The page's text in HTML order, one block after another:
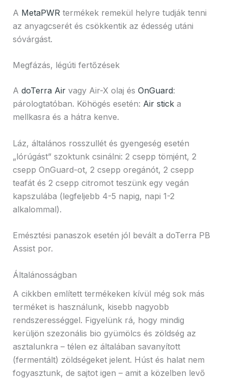
A MetaPWR termékek remekül helyre tudják tenni
az anyagcserét és csökkentik az édesség utáni
sóvárgást.
Megfázás, légúti fertőzések
A doTerra Airvagy Air-X olaj és OnGuard:
párologtatóban. Köhögés esetén: Air sticka
mellkasra és a hátra kenve.
Láz, általános rosszullét és gyengeség esetén
„lórúgást” szoktunk csinálni: 2 csepp tömjént, 2
csepp OnGuard-ot, 2 csepp oregánót, 2 csepp
teafát és 2 csepp citromot teszünk egy vegán
kapszulába (legfeljebb 4-5 napig, napi 1-2
alkalommal).
Emésztési panaszok esetén jól bevált a doTerra PB
Assist por.
Általánosságban
A cikkben említett termékeken kívül még sok más
terméket is használunk, kisebb nagyobb
rendszerességgel. Figyelünk rá, hogy mindig
kerüljön szezonális bio gyümölcs és zöldség az
asztalunkra – télen ez általában savanyított
(fermentált) zöldségeket jelent. Húst és halat nem
fogyasztunk, de sajtot igen – amit a közelben levő